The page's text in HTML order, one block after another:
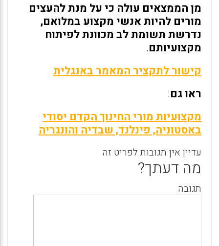
מן הממצאים עולה כי על מנת להעצים
מורים להיות אנשי מקצוע במלואם,
נדרשת תשומת לב מכוונת לפיתוח
מקצועיותם.
קישור לתקציר המאמר באנגלית
ראו גם:
מקצועיות מורי החינוך הקדם יסודי
באסטוניה, פינלנד, שבדיה והונגריה
עדיין אין תגובות לפריט זה
מה דעתך?
תגובה